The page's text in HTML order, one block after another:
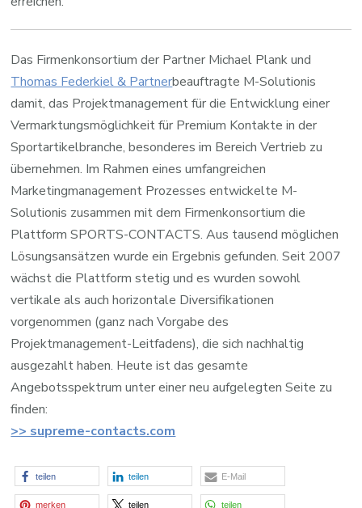
Das Firmenkonsortium der Partner Michael Plank und
Thomas Federkiel & Partnerbeauftragte M-Solutionis
damit, das Projektmanagement für die Entwicklung einer
Vermarktungsmöglichkeit für Premium Kontakte in der
Sportartikelbranche, besonderes im Bereich Vertrieb zu
übernehmen. Im Rahmen eines umfangreichen
Marketingmanagement Prozesses entwickelte M-
Solutionis zusammen mit dem Firmenkonsortium die
Plattform SPORTS-CONTACTS. Aus tausend möglichen
Lösungsansätzen wurde ein Ergebnis gefunden. Seit 2007
wächst die Plattform stetig und es wurden sowohl
vertikale als auch horizontale Diversifikationen
vorgenommen (ganz nach Vorgabe des
Projektmanagement-Leitfadens), die sich nachhaltig
ausgezahlt haben. Heute ist das gesamte
Angebotsspektrum unter einer neu aufgelegten Seite zu
finden:
>> supreme-contacts.com
teilen teilen E-Mail
merken teilen teilen